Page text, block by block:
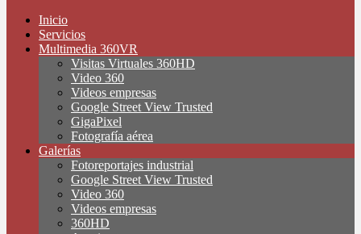
Inicio
Servicios
Multimedia 360VR
Visitas Virtuales 360HD
Video 360
Videos empresas
Google Street View Trusted
GigaPixel
Fotografía aérea
Galerías
Fotoreportajes industrial
Google Street View Trusted
Video 360
Videos empresas
360HD